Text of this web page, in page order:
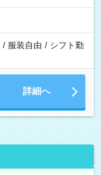
/ 服装自由 / シフト勤
詳細へ